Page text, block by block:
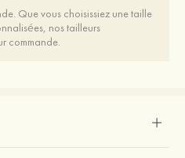
Que vous choisissiez une taille
nos tailleurs
commande.